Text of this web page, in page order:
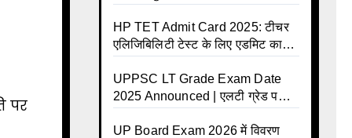
पर
क्या होगा फायदा
HP TET Admit Card 2025: टीचर
एलिजिबिलिटी टेस्ट के लिए एडमिट कार्ड
UPPSC LT Grade Exam Date
2025 Announced | एलटी ग्रेड परीक्षा
जानिए पूरा टाइम टेबल
UP Board Exam 2026 में विवरण